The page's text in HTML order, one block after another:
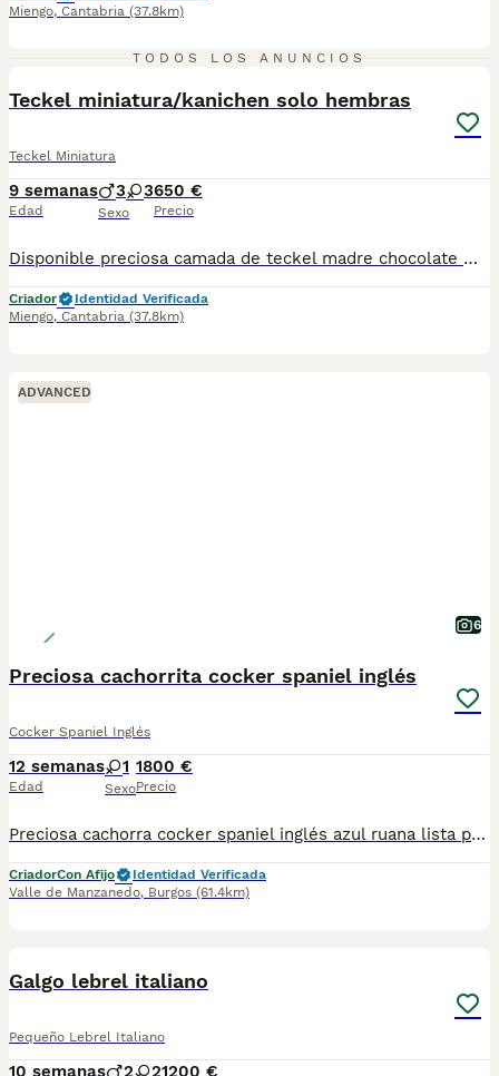
Miengo, Cantabria (37.8km)
TODOS LOS ANUNCIOS
Teckel miniatura/kanichen solo hembras
Teckel Miniatura
9 semanas
Edad
3 3
Sexo
650 €
Precio
Disponible preciosa camada de teckel madre chocolate miniatura, padre merle chocolate kanichen listos para entregar. Se entregan vacunados y desparasitados acorde a su edad. Kit de inicio royal canin. Sociabilizados con otros animales y personas. Mas información contactar 623405567
Criador
Identidad Verificada
Miengo, Cantabria (37.8km)
ADVANCED
6
Preciosa cachorrita cocker spaniel inglés
Cocker Spaniel Inglés
12 semanas
Edad
1
Sexo
1800 €
Precio
Preciosa cachorra cocker spaniel inglés azul ruana lista para entregar. Madre campeona de España de belleza, padre cuenta con múltiples éxitos en los shows y caza práctica de spaniels. Dulce y cariñosa , excelente morfología,con sus vacunas al día , padres testados de pruebas de salud ambos limpios ante enfermedades genéticas.
CriadorCon Afijo
Identidad Verificada
Valle de Manzanedo, Burgos (61.4km)
Galgo lebrel italiano
Pequeño Lebrel Italiano
10 semanas 2 21200 €